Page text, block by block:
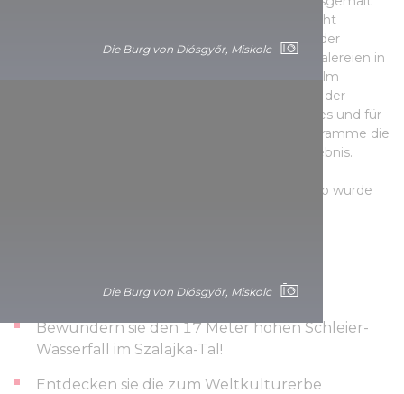
Die Burg von Diósgyőr, Miskolc
Die Burg von Diósgyőr, Miskolc
und mit einer einzigartigen Atmosphäre regelrecht
verzaubert. Als Resultat ist dieses Werk zu einer der
größten zusammenhängenden Rokoko-Wandmalereien in
Ungarn geworden. In einem spektakulären 3D-Film
erfahren die Besucher mehr über die Geschichte der
Bauherren und der Bewohner*innen des Schlosses und für
dieKinder machen museumspädagogische Programme die
Wissensvermittlung zu einem freudigen Lernerlebnis.
Die größte Wandmalerei des ungarischen Rokoko wurde
Bewundern sie den 17 Meter hohen Schleier-
Wasserfall im Szalajka-Tal!
Entdecken sie die zum Weltkulturerbe